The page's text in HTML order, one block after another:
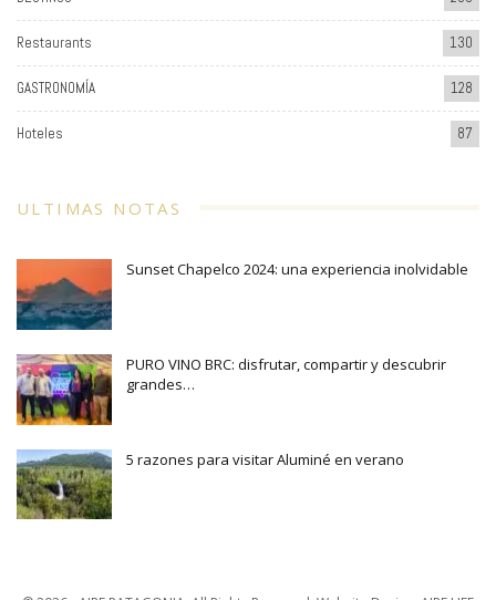
Restaurants 130
GASTRONOMÍA 128
Hoteles 87
ULTIMAS NOTAS
Sunset Chapelco 2024: una experiencia inolvidable
PURO VINO BRC: disfrutar, compartir y descubrir
grandes…
5 razones para visitar Aluminé en verano